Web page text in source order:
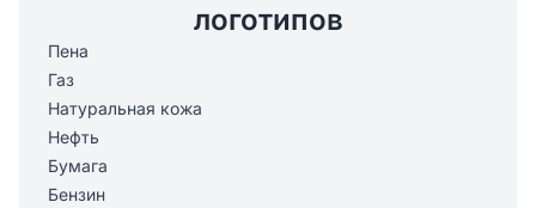
логотипов
Пена
Газ
Натуральная кожа
Нефть
Бумага
Бензин